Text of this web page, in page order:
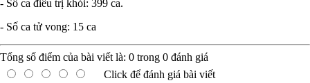
- Số ca điều trị khỏi: 399 ca.
- Số ca tử vong: 15 ca
Tổng số điểm của bài viết là: 0 trong 0 đánh giá
Click để đánh giá bài viết